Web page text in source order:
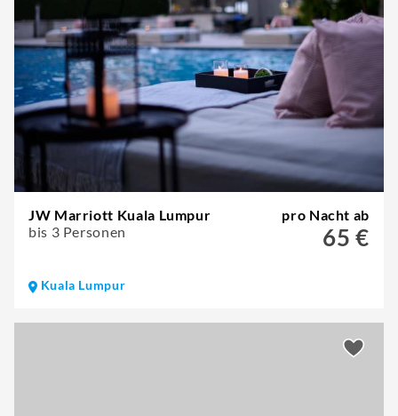
JW Marriott Kuala Lumpur
bis 3 Personen
pro Nacht ab
65 €
Kuala Lumpur